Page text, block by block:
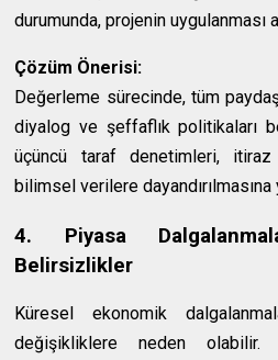
durumunda, projenin uygulanması
Çözüm Önerisi:
Değerleme sürecinde, tüm
diyalog ve şeffaflık politikaları
üçüncü taraf denetimleri,
bilimsel verilere dayandırılmasına
4. Piyasa
Belirsizlikler
Küresel ekonomik
değişikliklere neden